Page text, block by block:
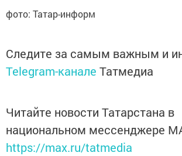
фото: Татар-информ
Следите за самым важным и
Telegram-канале Татмедиа
Читайте новости Татарстана в
национальном мессенджере
https://max.ru/tatmedia